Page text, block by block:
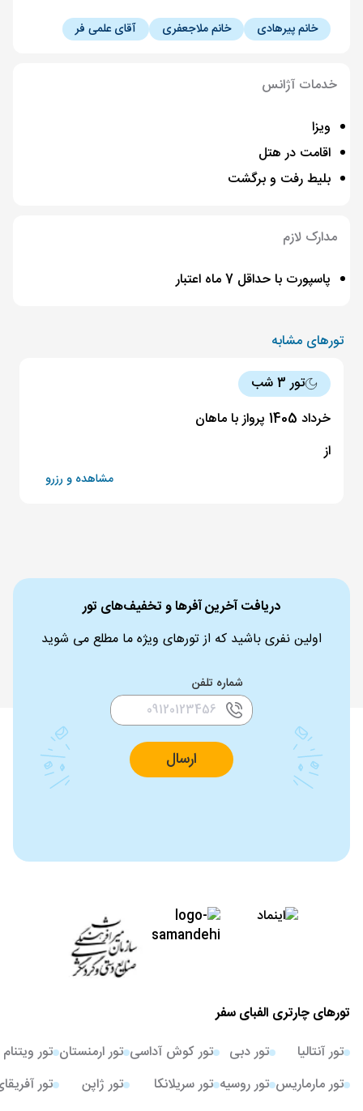
خانم پیرهادی خانم ملاجعفری آقای علمی فر
خدمات آژانس
ویزا
اقامت در هتل
بلیط رفت و برگشت
مدارک لازم
پاسپورت با حداقل 7 ماه اعتبار
تورهای مشابه
تور 3 شب
خرداد 1405 پرواز با ماهان
از
مشاهده و رزرو
دریافت آخرین آفرها و تخفیف‌های تور
اولین نفری باشید که از تورهای ویژه ما مطلع می شوید
شماره تلفن
ارسال
تورهای چارتری الفبای سفر
تور آنتالیا
تور مارماریس
تور دبی
تور روسیه
تور کوش آداسی
تور سریلانکا
تور ارمنستان
تور ژاپن
تور ویتنام
تور